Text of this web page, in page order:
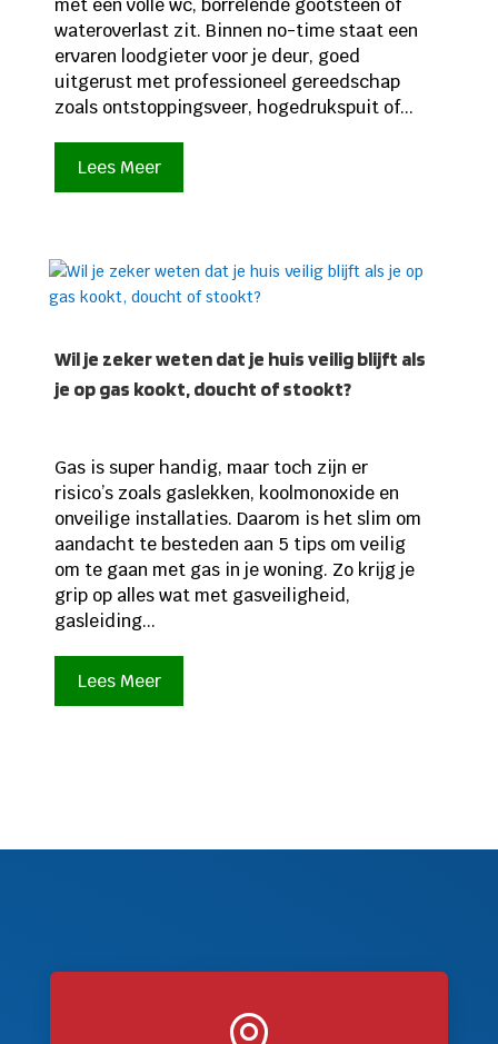
met een volle wc, borrelende gootsteen of
wateroverlast zit. Binnen no-time staat een
ervaren loodgieter voor je deur, goed
uitgerust met professioneel gereedschap
zoals ontstoppingsveer, hogedrukspuit of...
Lees Meer
Wil je zeker weten dat je huis veilig blijft als
je op gas kookt, doucht of stookt?
Gas is super handig, maar toch zijn er
risico’s zoals gaslekken, koolmonoxide en
onveilige installaties. Daarom is het slim om
aandacht te besteden aan 5 tips om veilig
om te gaan met gas in je woning. Zo krijg je
grip op alles wat met gasveiligheid,
gasleiding...
Lees Meer